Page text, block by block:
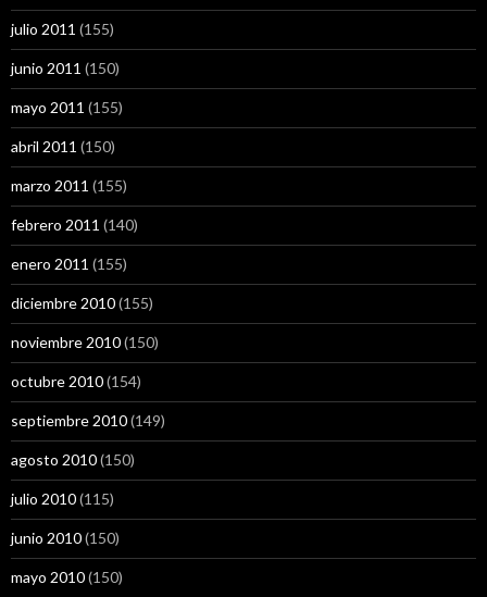
julio 2011 (155)
junio 2011 (150)
mayo 2011 (155)
abril 2011 (150)
marzo 2011 (155)
febrero 2011 (140)
enero 2011 (155)
diciembre 2010(155)
noviembre 2010(150)
octubre 2010(154)
septiembre 2010(149)
agosto 2010(150)
julio 2010(115)
junio 2010(150)
mayo 2010(150)